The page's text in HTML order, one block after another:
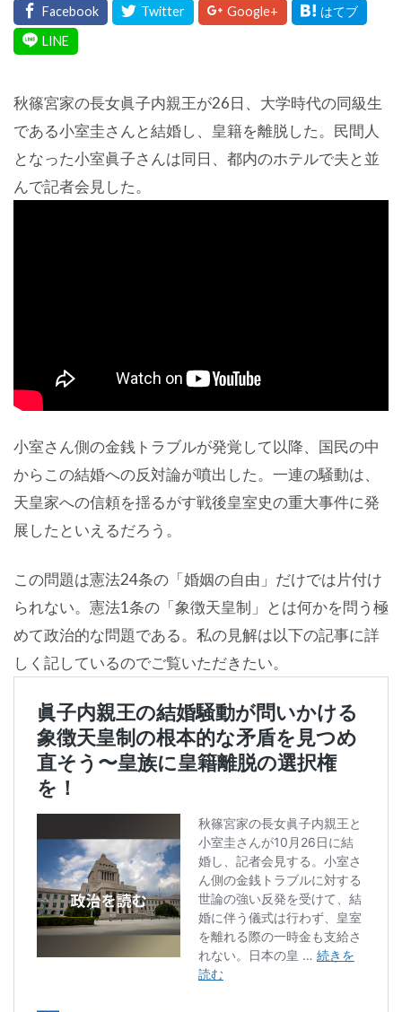
秋篠宮家の長女眞子内親王が26日、大学時代の同級生
である小室圭さんと結婚し、皇籍を離脱した。民間人
となった小室眞子さんは同日、都内のホテルで夫と並
んで記者会見した。
小室さん側の金銭トラブルが発覚して以降、国民の中
からこの結婚への反対論が噴出した。一連の騒動は、
天皇家への信頼を揺るがす戦後皇室史の重大事件に発
展したといえるだろう。
この問題は憲法24条の「婚姻の自由」だけでは片付け
られない。憲法1条の「象徴天皇制」とは何かを問う極
めて政治的な問題である。私の見解は以下の記事に詳
しく記しているのでご覧いただきたい。